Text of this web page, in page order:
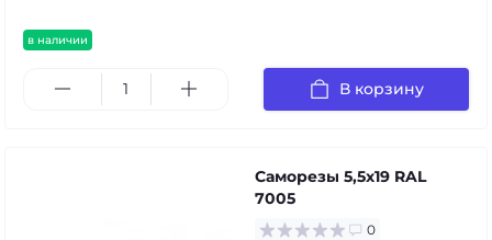
в наличии
В корзину
Саморезы 5,5х19 RAL
7005
0